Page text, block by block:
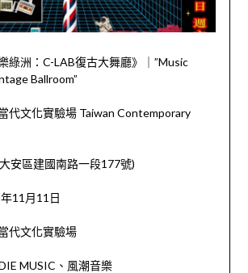
綠洲：C-LAB復古大舞廳》｜”Music
Ballroom”
代文化實驗場 Taiwan Contemporary
建國南路一段177號)
11月11日
代文化實驗場
MUSIC、風潮音樂